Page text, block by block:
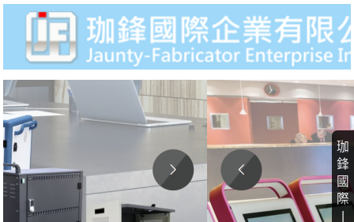
珈
鋒
國
際